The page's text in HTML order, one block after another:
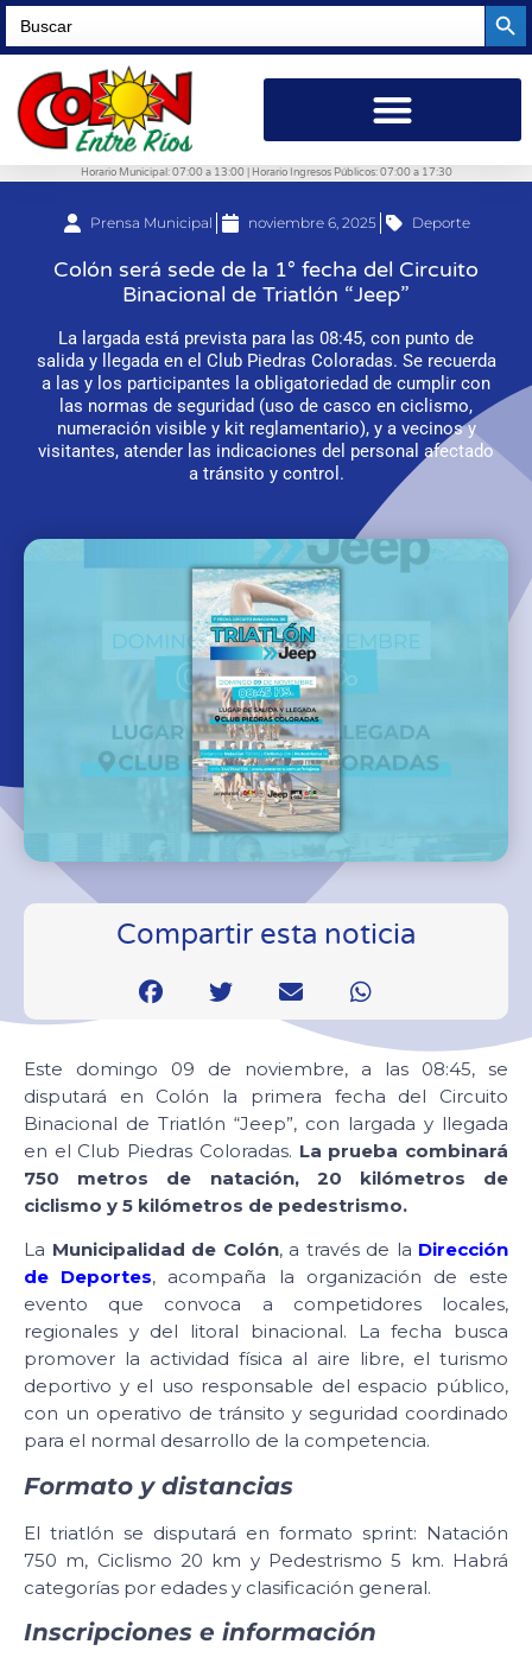
Search
for:
Horario Municipal: 07:00 a 13:00 | Horario Ingresos Públicos: 07:00 a 17:30
Prensa Municipal noviembre 6, 2025 Deporte
Colón será sede de la 1° fecha del Circuito
Binacional de Triatlón “Jeep”
La largada está prevista para las 08:45, con punto de
salida y llegada en el Club Piedras Coloradas. Se recuerda
a las y los participantes la obligatoriedad de cumplir con
las normas de seguridad (uso de casco en ciclismo,
numeración visible y kit reglamentario), y a vecinos y
visitantes, atender las indicaciones del personal afectado
a tránsito y control.
Compartir esta noticia
Este domingo 09 de noviembre, a las 08:45, se
disputará en Colón la primera fecha del Circuito
Binacional de Triatlón “Jeep”, con largada y llegada
en el Club Piedras Coloradas. La prueba combinará
750 metros de natación, 20 kilómetros de
ciclismo y 5 kilómetros de pedestrismo.
La Municipalidad de Colón, a través de la Dirección
de Deportes, acompaña la organización de este
evento que convoca a competidores locales,
regionales y del litoral binacional. La fecha busca
promover la actividad física al aire libre, el turismo
deportivo y el uso responsable del espacio público,
con un operativo de tránsito y seguridad coordinado
para el normal desarrollo de la competencia.
Formato y distancias
El triatlón se disputará en formato sprint: Natación
750 m, Ciclismo 20 km y Pedestrismo 5 km. Habrá
categorías por edades y clasificación general.
Inscripciones e información